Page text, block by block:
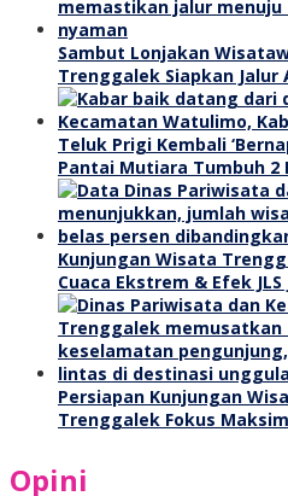
Sambut Lonjakan
Trenggalek Siapkan Jalur
Teluk Prigi Kembali
Pantai Mutiara Tumbuh 2
Kunjungan Wisata
Cuaca Ekstrem & Efek JLS
Persiapan Kunjungan
Trenggalek Fokus
Opini